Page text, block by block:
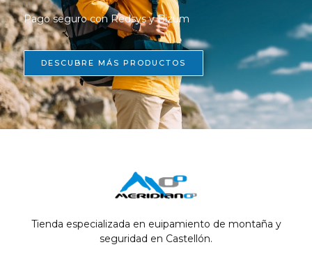
Pago seguro con Redsys y Bizum
DESCUBRE MÁS PRODUCTOS
Tienda especializada en euipamiento de montaña y
seguridad en Castellón.